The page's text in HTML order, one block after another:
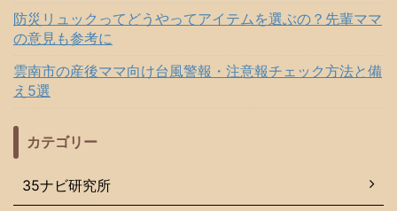
防災リュックってどうやってアイテムを選ぶの？先輩ママ
の意見も参考に
雲南市の産後ママ向け台風警報・注意報チェック方法と備
え5選
カテゴリー
35ナビ研究所